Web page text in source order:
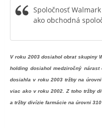
Spoločnosť
ako obchodná
V roku 2003 dosiahol obrat skupiny
holding dosiahol medziročný
dosiahla v roku 2003 tržby na
viac ako v roku 2002. Z toho tržby
a tržby divízie farmácie na úrovni